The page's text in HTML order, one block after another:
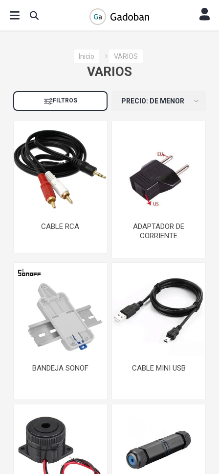
Inicio VARIOS
VARIOS
FILTROS
CABLE RCA
ADAPTADOR DE
CORRIENTE
BANDEJA SONOF CABLE MINI USB